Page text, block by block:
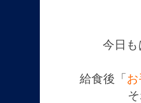
今日
給食後「